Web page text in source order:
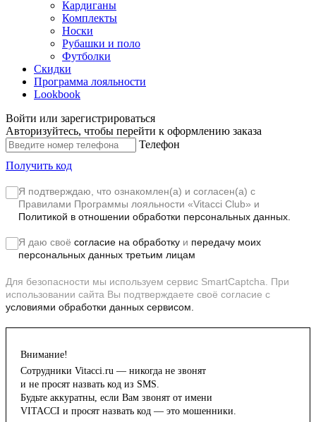
Кардиганы
Комплекты
Носки
Рубашки и поло
Футболки
Скидки
Программа лояльности
Lookbook
Войти или зарегистрироваться
Авторизуйтесь, чтобы перейти к оформлению заказа
Телефон
Получить код
Я подтверждаю, что ознакомлен(а) и согласен(а) с
Правилами Программы лояльности «Vitacci Club» и
Политикой в отношении обработки персональных данных.
Я даю своё согласие на обработку и передачу моих
персональных данных третьим лицам
Для безопасности мы используем сервис SmartCaptcha. При
использовании сайта Вы подтверждаете своё согласие с
условиями обработки данных сервисом.
Внимание!
Сотрудники Vitacci.ru — никогда не звонят
и не просят назвать код из SMS.
Будьте аккуратны, если Вам звонят от имени
VITACCI и просят назвать код — это мошенники.